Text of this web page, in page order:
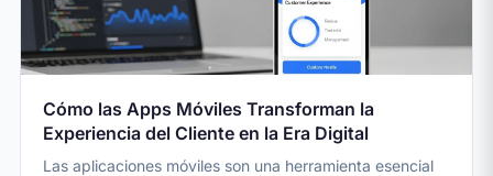
Cómo las Apps Móviles Transforman la
Experiencia del Cliente en la Era Digital
Las aplicaciones móviles son una herramienta esencial